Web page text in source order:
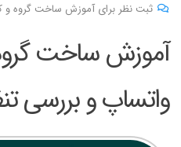
ثبت نظر برای آموزش ساخت گروه و
آموزش ساخت گروه
واتساپ و بررسی